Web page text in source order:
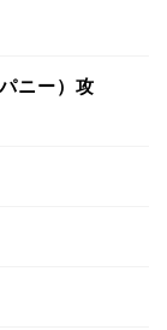
ニー）攻